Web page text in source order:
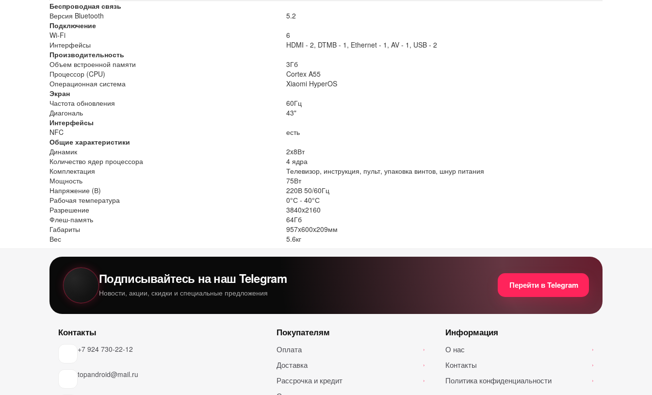
Беспроводная связь
Версия Bluetooth
5.2
Подключение
Wi-Fi
6
Интерфейсы
HDMI - 2, DTMB - 1, Ethernet - 1, AV - 1, USB - 2
Производительность
Объем встроенной памяти
3Гб
Процессор (CPU)
Cortex A55
Операционная система
Xiaomi HyperOS
Экран
Частота обновления
60Гц
Диагональ
43"
Интерфейсы
NFC
есть
Общие характеристики
Динамик
2x8Вт
Количество ядер процессора
4 ядра
Комплектация
Телевизор, инструкция, пульт, упаковка винтов, шнур питания
Мощность
75Вт
Напряжение (В)
220В 50/60Гц
Рабочая температура
0°С - 40°С
Разрешение
3840x2160
Флеш-память
64Гб
Габариты
957x600x209мм
Вес
5.6кг
Подписывайтесь на наш Telegram
Новости, акции, скидки и специальные предложения
Перейти в Telegram
Контакты
+7 924 730-22-12
topandroid@mail.ru
Покупателям
Оплата ›
Доставка ›
Рассрочка и кредит ›
Информация
О нас ›
Контакты ›
Политика конфиденциальности ›